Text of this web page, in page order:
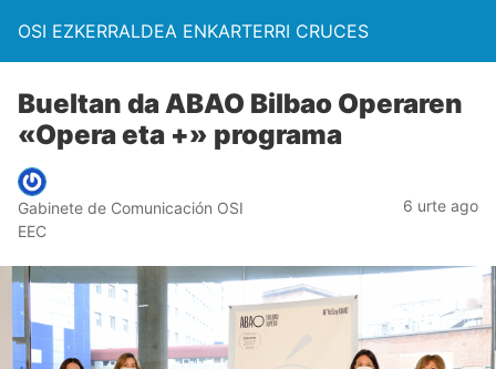
OSI EZKERRALDEA ENKARTERRI CRUCES
Bueltan da ABAO Bilbao Operaren
«Opera eta +» programa
Gabinete de Comunicación OSI
EEC
6 urte ago